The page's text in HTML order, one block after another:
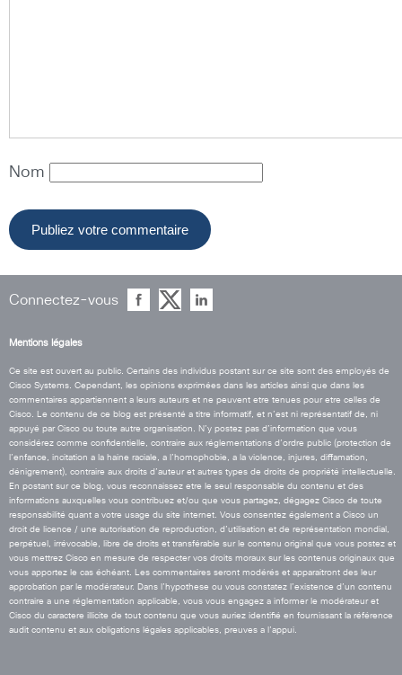
Nom
Connectez-vous
Mentions légales
Ce site est ouvert au public. Certains des individus postant sur ce site sont des employés de
Cisco Systems. Cependant, les opinions exprimées dans les articles ainsi que dans les
commentaires appartiennent a leurs auteurs et ne peuvent etre tenues pour etre celles de
Cisco. Le contenu de ce blog est présenté a titre informatif, et n’est ni représentatif de, ni
appuyé par Cisco ou toute autre organisation. N’y postez pas d’information que vous
considérez comme confidentielle, contraire aux réglementations d’ordre public (protection de
l’enfance, incitation a la haine raciale, a l’homophobie, a la violence, injures, diffamation,
dénigrement), contraire aux droits d’auteur et autres types de droits de propriété intellectuelle.
En postant sur ce blog, vous reconnaissez etre le seul responsable du contenu et des
informations auxquelles vous contribuez et/ou que vous partagez, dégagez Cisco de toute
responsabilité quant a votre usage du site internet. Vous consentez également a Cisco un
droit de licence / une autorisation de reproduction, d’utilisation et de représentation mondial,
perpétuel, irrévocable, libre de droits et transférable sur le contenu original que vous postez et
vous mettrez Cisco en mesure de respecter vos droits moraux sur les contenus originaux que
vous apportez le cas échéant. Les commentaires seront modérés et apparaitront des leur
approbation par le modérateur. Dans l’hypothese ou vous constatez l’existence d’un contenu
contraire a une réglementation applicable, vous vous engagez a informer le modérateur et
Cisco du caractere illicite de tout contenu que vous auriez identifié en fournissant la référence
audit contenu et aux obligations légales applicables, preuves a l’appui.